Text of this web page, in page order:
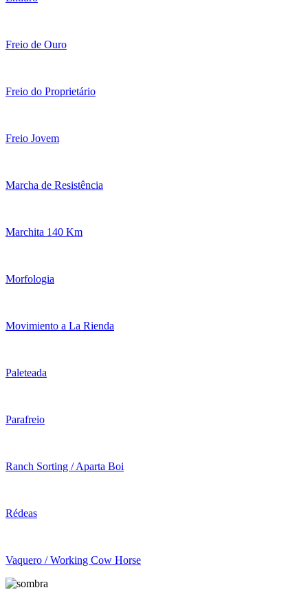
Freio de Ouro
Freio do Proprietário
Freio Jovem
Marcha de Resistência
Marchita 140 Km
Morfologia
Movimiento a La Rienda
Paleteada
Parafreio
Ranch Sorting / Aparta Boi
Rédeas
Vaquero / Working Cow Horse